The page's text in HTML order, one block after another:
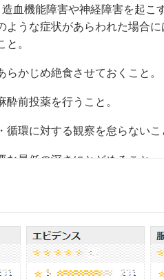
血機能障害や神経障害を起こ
ような症状があらわれた場合
。
かじめ絶食させておくこと。
前投薬を行うこと。
環に対する観察を怠らないこ
最低の深さにとどめること。
の副作用が強くあらわれるお